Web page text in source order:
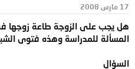
و
و
ع
ء
17 مارس 2008
هل يجب على الزوجة طاعة زوجها
المسألة للمدراسة وهذه فتوى
السؤال